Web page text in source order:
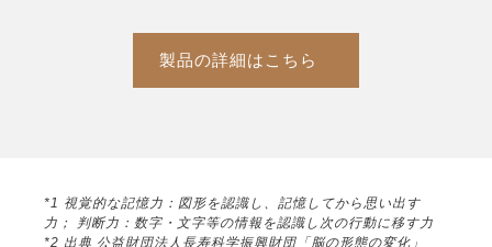
製品の詳細はこちら
*1 視覚的な記憶力：図形を認識し、記憶してから思い出す
力； 判断力：数字・文字等の情報を認識し次の行動に移す力
*2 出典 公益財団法人長寿科学振興財団「脳の形態の変化」